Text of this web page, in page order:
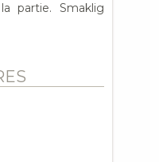
partie. Smaklig